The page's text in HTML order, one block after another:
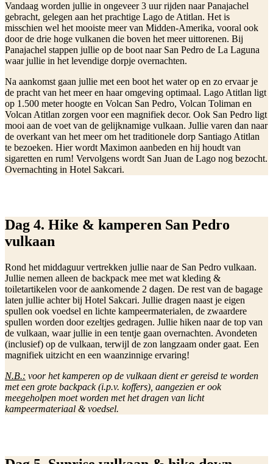
Vandaag worden jullie in ongeveer 3 uur rijden naar Panajachel
gebracht, gelegen aan het prachtige Lago de Atitlan. Het is
misschien wel het mooiste meer van Midden-Amerika, vooral ook
door de drie hoge vulkanen die boven het meer uittorenen. Bij
Panajachel stappen jullie op de boot naar San Pedro de La Laguna
waar jullie in het levendige dorpje overnachten.
Na aankomst gaan jullie met een boot het water op en zo ervaar je
de pracht van het meer en haar omgeving optimaal. Lago Atitlan ligt
op 1.500 meter hoogte en Volcan San Pedro, Volcan Toliman en
Volcan Atitlan zorgen voor een magnifiek decor. Ook San Pedro ligt
mooi aan de voet van de gelijknamige vulkaan. Jullie varen dan naar
de overkant van het meer om het traditionele dorp Santiago Atitlan
te bezoeken. Hier wordt Maximon aanbeden en hij houdt van
sigaretten en rum! Vervolgens wordt San Juan de Lago nog bezocht.
Overnachting in Hotel Sakcari.
Dag 4. Hike & kamperen San Pedro
vulkaan
Rond het middaguur vertrekken jullie naar de San Pedro vulkaan.
Jullie nemen alleen de backpack mee met wat kleding &
toiletartikelen voor de aankomende 2 dagen. De rest van de bagage
laten jullie achter bij Hotel Sakcari. Jullie dragen naast je eigen
spullen ook voedsel en lichte kampeermaterialen, de zwaardere
spullen worden door ezeltjes gedragen. Jullie hiken naar de top van
de vulkaan, waar jullie in een tentje gaan overnachten. Avondeten
(inclusief) op de vulkaan, terwijl de zon langzaam onder gaat. Een
magnifiek uitzicht en een waanzinnige ervaring!
N.B.: voor het kamperen op de vulkaan dient er gereisd te worden
met een grote backpack (i.p.v. koffers), aangezien er ook
meegeholpen moet worden met het dragen van licht
kampeermateriaal & voedsel.